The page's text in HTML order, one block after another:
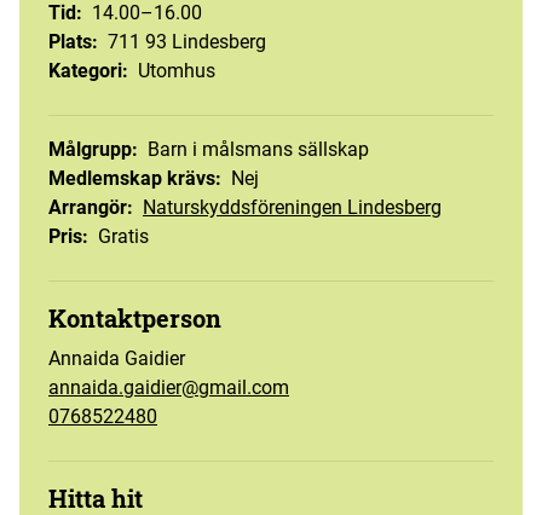
Tid: 14.00–16.00
Plats: 711 93 Lindesberg
Kategori: Utomhus
Målgrupp: Barn i målsmans sällskap
Medlemskap krävs: Nej
Arrangör: Naturskyddsföreningen Lindesberg
Pris: Gratis
Kontaktperson
Annaida Gaidier
annaida.gaidier@gmail.com
0768522480
Hitta hit